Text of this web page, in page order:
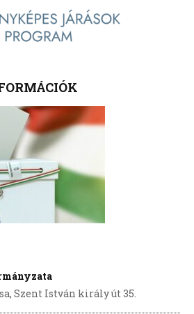
Szent István király út 35.